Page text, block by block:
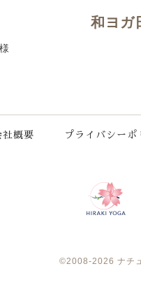
和ヨガ
社概要 プライバシーポ
©2008-2026 ナチ